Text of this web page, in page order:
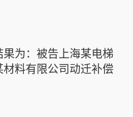
为：被告上海某电梯
料有限公司动迁补偿